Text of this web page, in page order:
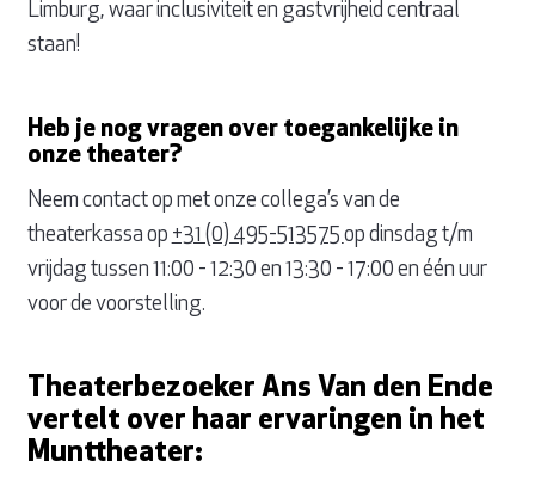
Limburg, waar inclusiviteit en gastvrijheid centraal
staan!
Heb je nog vragen over toegankelijke in
onze theater?
Neem contact op met onze collega’s van de
theaterkassa op +31 (0) 495-513575 op dinsdag t/m
vrijdag tussen 11:00 - 12:30 en 13:30 - 17:00 en één uur
voor de voorstelling.
Theaterbezoeker Ans Van den Ende
vertelt over haar ervaringen in het
Munttheater: